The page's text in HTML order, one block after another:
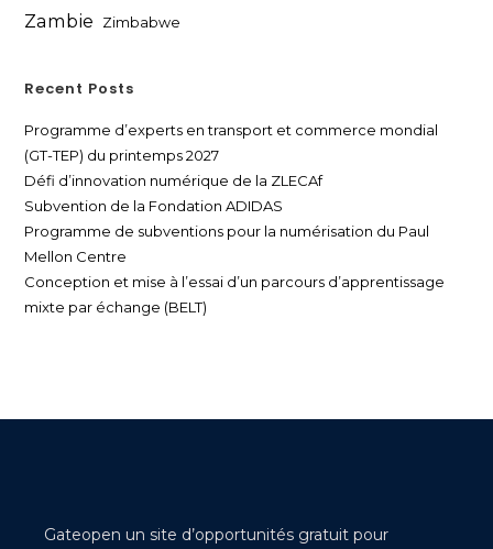
Zambie Zimbabwe
Recent Posts
Programme d’experts en transport et commerce mondial
(GT-TEP) du printemps 2027
Défi d’innovation numérique de la ZLECAf
Subvention de la Fondation ADIDAS
Programme de subventions pour la numérisation du Paul
Mellon Centre
Conception et mise à l’essai d’un parcours d’apprentissage
mixte par échange (BELT)
Gateopen un site d’opportunités gratuit pour